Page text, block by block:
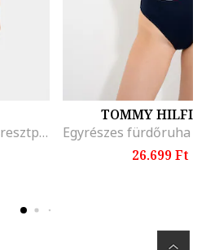
Egyrészes fürdőruha keresztpántokkal, Piros
TOMMY
26.699 Ft